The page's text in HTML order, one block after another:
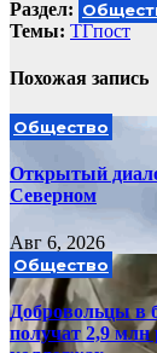
записям
Раздел:
Темы: ТГпост
Похожая запись
Общество
Открытый
Северном
Авг 6, 2026
Общество
Добровольцы в
получат 2,9 млн